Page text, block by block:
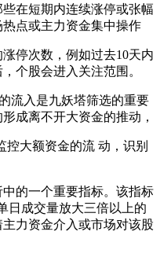
在短期内连续涨停或张幅
点或主力资金集中操作
停次数，例如过去10天内
个股会进入关注范围。
流入是九妖塔筛选的重要
成离不开大资金的推动，
控大额资金的流 动，识别
的一个重要指标。该指标
日成交量放大三倍以上的
力资金介入或市场对该股